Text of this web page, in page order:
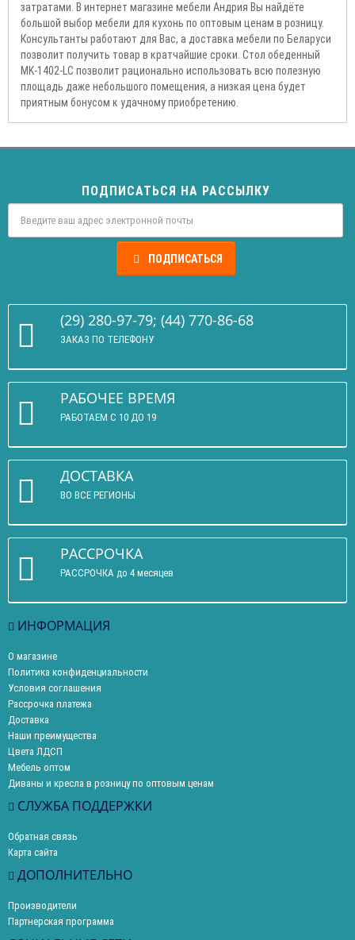
затратами. В интернет магазине мебели Андрия Вы найдёте
большой выбор мебели для кухонь по оптовым ценам в розницу.
Консультанты работают для Вас, а доставка мебели по Беларуси
позволит получить товар в кратчайшие сроки. Стол обеденный
MK-1402-LC позволит рационально использовать всю полезную
площадь даже небольшого помещения, а низкая цена будет
приятным бонусом к удачному приобретению.
ПОДПИСАТЬСЯ НА РАССЫЛКУ
ПОДПИСАТЬСЯ
(29) 280-97-79; (44) 770-86-68
ЗАКАЗ ПО ТЕЛЕФОНУ
РАБОЧЕЕ ВРЕМЯ
РАБОТАЕМ С 10 ДО 19
ДОСТАВКА
ВО ВСЕ РЕГИОНЫ
РАССРОЧКА
РАССРОЧКА до 4 месяцев
ИНФОРМАЦИЯ
О магазине
Политика конфиденциальности
Условия соглашения
Рассрочка платежа
Доставка
Наши преимущества
Цвета ЛДСП
Мебель оптом
Диваны и кресла в розницу по оптовым ценам
СЛУЖБА ПОДДЕРЖКИ
Обратная связь
Карта сайта
ДОПОЛНИТЕЛЬНО
Производители
Партнерская программа